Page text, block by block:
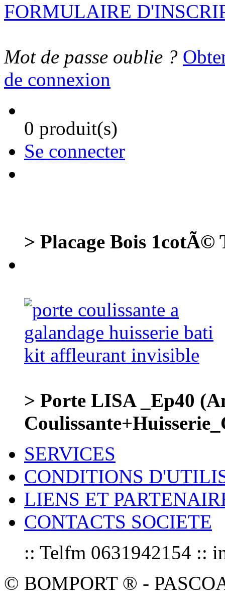
FORMULAIRE
Mot de passe oublie ?
de connexion
0 produit(s)
Se connecter
> Placage Bois
> Porte LISA _Ep40
SERVICES
CONDITIONS
LIENS ET
CONTACTS SOCIETE
:: Telfm 0631942154 ::
© BOMPORT ® -